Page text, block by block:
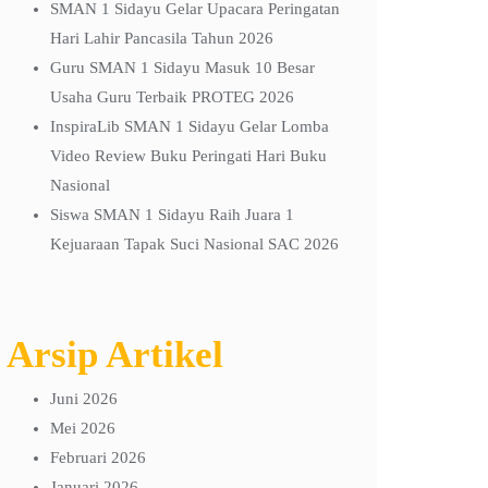
SMAN 1 Sidayu Gelar Upacara Peringatan
Hari Lahir Pancasila Tahun 2026
Guru SMAN 1 Sidayu Masuk 10 Besar
Usaha Guru Terbaik PROTEG 2026
InspiraLib SMAN 1 Sidayu Gelar Lomba
Video Review Buku Peringati Hari Buku
Nasional
Siswa SMAN 1 Sidayu Raih Juara 1
Kejuaraan Tapak Suci Nasional SAC 2026
Arsip Artikel
Juni 2026
Mei 2026
Februari 2026